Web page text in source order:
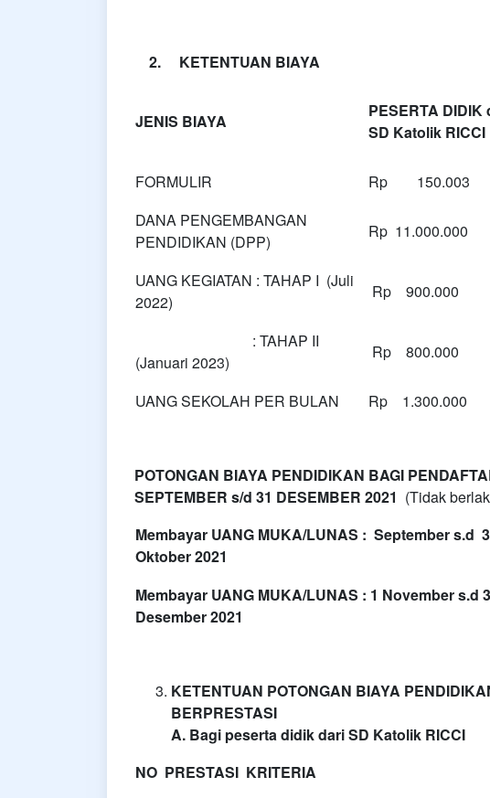
2. KETENTUAN BIAYA
JENIS BIAYA
PESERTA DIDIK
SD Katolik RICCI
FORMULIR
Rp 150.003
DANA PENGEMBANGAN
PENDIDIKAN (DPP)
Rp 11.000.000
UANG KEGIATAN : TAHAP I (Juli
2022)
Rp 900.000
: TAHAP II
(Januari 2023)
Rp 800.000
UANG SEKOLAH PER BULAN Rp 1.300.000
POTONGAN BIAYA PENDIDIKAN BAGI
SEPTEMBER s/d 31 DESEMBER 2021 (Tidak
Membayar UANG MUKA/LUNAS : September s.d
Oktober 2021
Membayar UANG MUKA/LUNAS : 1 November s.d
Desember 2021
KETENTUAN POTONGAN BIAYA
BERPRESTASI
A. Bagi peserta didik dari SD Katolik RICCI
NO PRESTASI KRITERIA